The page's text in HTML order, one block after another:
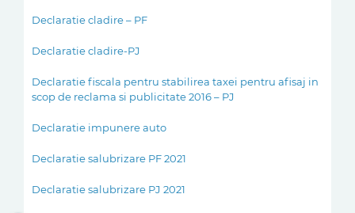
Declaratie cladire – PF
Declaratie cladire-PJ
Declaratie fiscala pentru stabilirea taxei pentru afisaj in
scop de reclama si publicitate 2016 – PJ
Declaratie impunere auto
Declaratie salubrizare PF 2021
Declaratie salubrizare PJ 2021